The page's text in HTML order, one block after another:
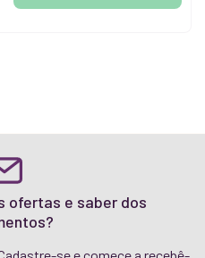
ofertas e saber dos
se e comece a recebê-